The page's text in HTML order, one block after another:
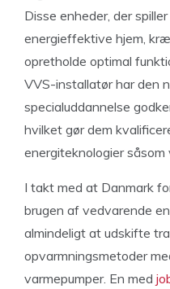
Disse enheder, der
energieffektive hjem,
opretholde optimal
VVS-installatør har den
specialuddannelse
hvilket gør dem
energiteknologier såsom
I takt med at Danmark
brugen af vedvarende
almindeligt at udskifte
opvarmningsmetoder
varmepumper. En med